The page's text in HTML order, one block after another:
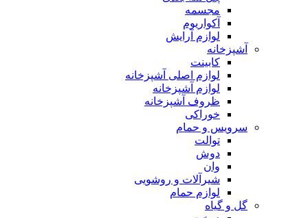
مجسمه
آکواریوم
لوازم آرایش
آشپزخانه
کابینت
لوازم اصلی آشپزخانه
لوازم آشپزخانه
ظروف آشپزخانه
خوراکی
سرویس و حمام
توالت
دوش
وان
شیرآلات و روشویی
لوازم حمام
گل و گیاه